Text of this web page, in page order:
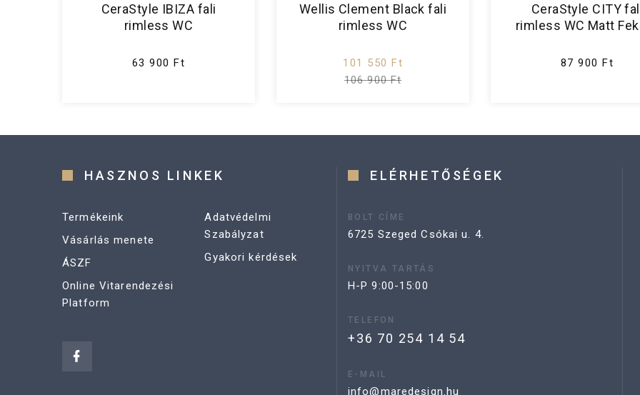
CeraStyle IBIZA fali
rimless WC
63 900 Ft
Wellis Clement Black fali
rimless WC
101 550 Ft
106 900 Ft
CeraStyle CITY
rimless WC Matt
87 900 Ft
HASZNOS LINKEK
Termékeink
Vásárlás menete
ÁSZF
Online Vitarendezési
Platform
Adatvédelmi
Szabályzat
Gyakori kérdések
ELÉRHETŐSÉGEK
BOLT CÍME
6725 Szeged Csókai u. 4.
NYITVA TARTÁS
H-P 9:00-15:00
TELEFON
+36 70 254 14 54
E-MAIL
info@maredesign.hu